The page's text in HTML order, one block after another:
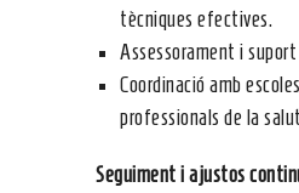
tècniques efectives.
Assessorament i
Coordinació amb
professionals de la
Seguiment i ajustos